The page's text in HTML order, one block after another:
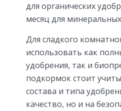
для органических
месяц для
Для сладкого
использовать как
удобрения, так и
подкормок стоит
состава и типа
качество, но и на